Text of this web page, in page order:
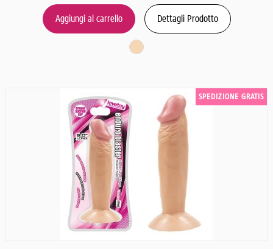
Aggiungi al carrello Dettagli Prodotto
SPEDIZIONE GRATIS